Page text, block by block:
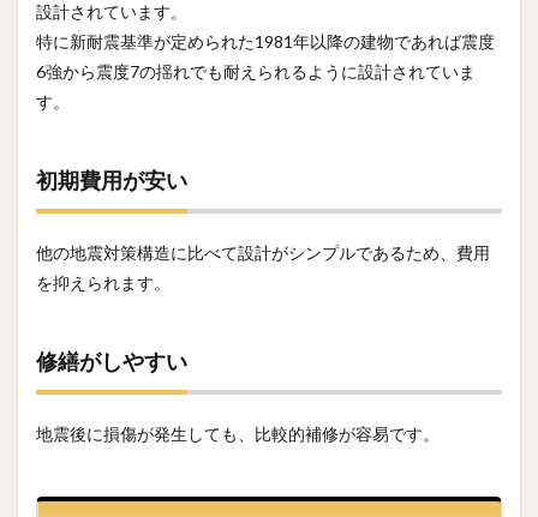
設計されています。
特に新耐震基準が定められた1981年以降の建物であれば震度
6強から震度7の揺れでも耐えられるように設計されていま
す。
初期費用が安い
他の地震対策構造に比べて設計がシンプルであるため、費用
を抑えられます。
修繕がしやすい
地震後に損傷が発生しても、比較的補修が容易です。